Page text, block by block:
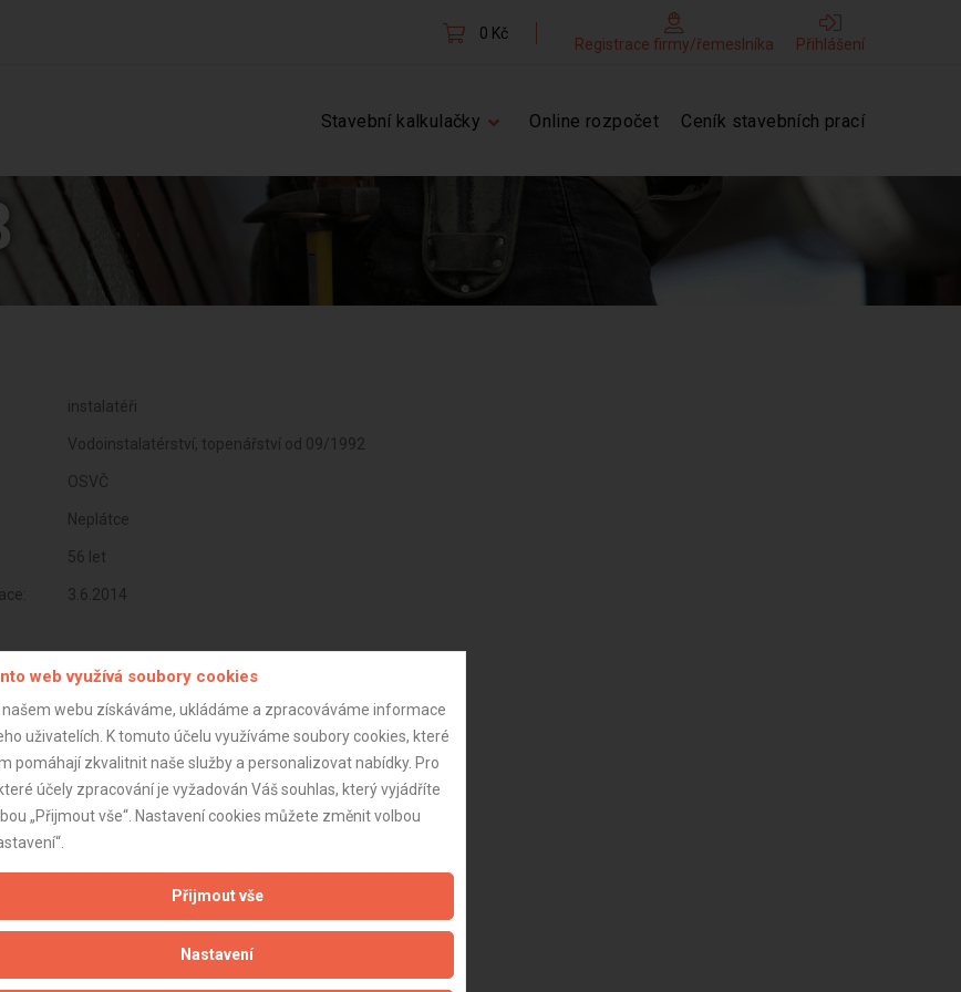
0 Kč
Registrace firmy/řemeslníka Přihlášení
Stavební kalkulačky Online rozpočet Ceník stavebních prací
instalatéři
Vodoinstalatérství, topenářství od 09/1992
OSVČ
Neplátce
56 let
3.6.2014
web využívá soubory cookies
našem webu získáváme, ukládáme a zpracováváme informace
uživatelích. K tomuto účelu využíváme soubory cookies, které
pomáhají zkvalitnit naše služby a personalizovat nabídky. Pro
účely zpracování je vyžadován Váš souhlas, který vyjádříte
„Přijmout vše“. Nastavení cookies můžete změnit volbou
Přijmout vše
Nastavení